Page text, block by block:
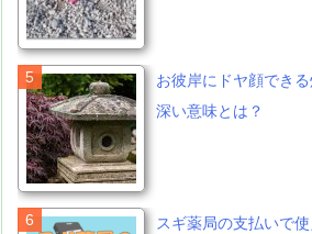
お彼岸にドヤ顔でき
深い意味とは？
スギ薬局の支払いで